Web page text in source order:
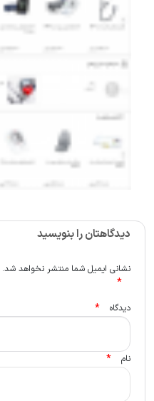
دیدگاهتان را بنویسید
نشانی ایمیل شما منتشر نخواهد شد.
*
دیدگاه *
نام *